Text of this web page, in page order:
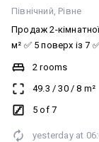
Північний Рівне
Продаж 2-кімнатної квартири 📍 Район
м² ✅ 5 поверх із 7
Роздільний
опалення 💰 Ціна
переглядом
Оселя»
2 rooms
49.3 /30/8 m²
5 of 7
yesterday at